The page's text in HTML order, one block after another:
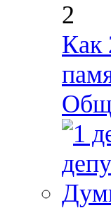
2
Как